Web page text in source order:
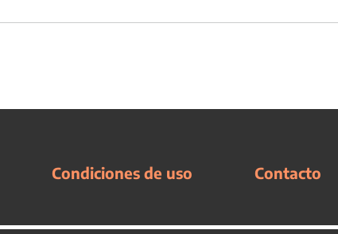
Condiciones de uso Contacto